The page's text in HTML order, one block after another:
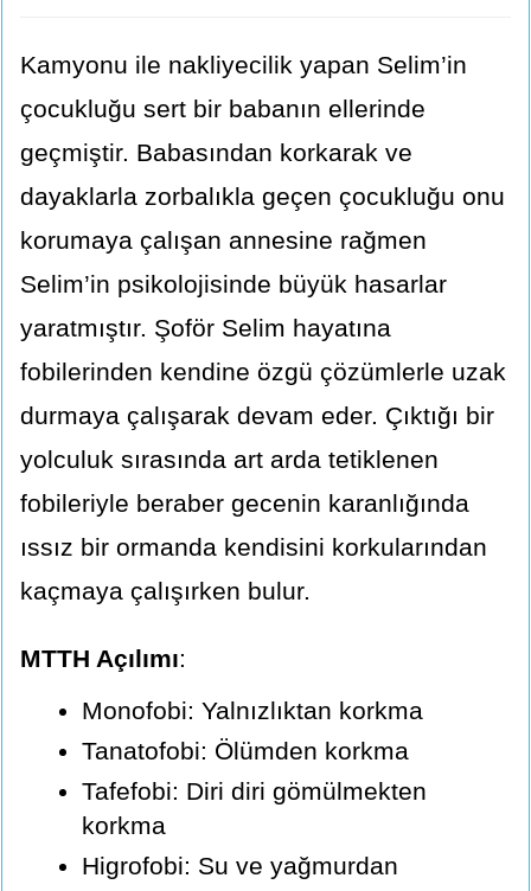
Kamyonu ile nakliyecilik yapan Selim’in
çocukluğu sert bir babanın ellerinde
geçmiştir. Babasından korkarak ve
dayaklarla zorbalıkla geçen çocukluğu onu
korumaya çalışan annesine rağmen
Selim’in psikolojisinde büyük hasarlar
yaratmıştır. Şoför Selim hayatına
fobilerinden kendine özgü çözümlerle uzak
durmaya çalışarak devam eder. Çıktığı bir
yolculuk sırasında art arda tetiklenen
fobileriyle beraber gecenin karanlığında
ıssız bir ormanda kendisini korkularından
kaçmaya çalışırken bulur.
MTTH Açılımı:
Monofobi: Yalnızlıktan korkma
Tanatofobi: Ölümden korkma
Tafefobi: Diri diri gömülmekten
korkma
Higrofobi: Su ve yağmurdan